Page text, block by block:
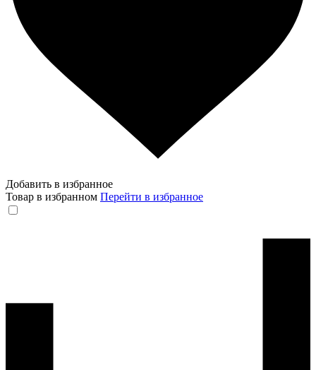
Добавить в избранное
Товар в избранном Перейти в избранное